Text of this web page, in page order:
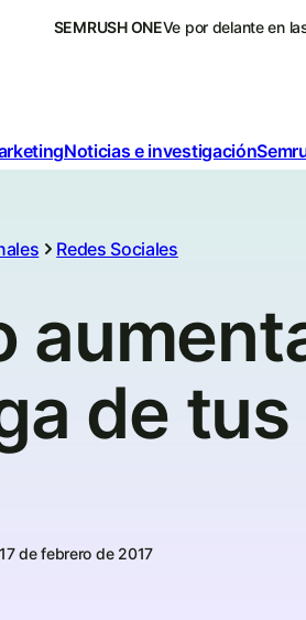
SEMRUSH ONEVe por delante en
Noticias e investigación
Redes Sociales
de
17 de febrero de 2017